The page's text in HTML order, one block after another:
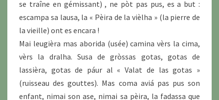
se traîne en gémissant) , ne pòt pas pus, es a but :
escampa sa lausa, la « Pèira de la vièlha » (la pierre de
la vieille) ont es encara !
Mai leugièra mas aborida (usée) camina vèrs la cima,
vèrs la dralha. Susa de gròssas gotas, gotas de
lassièra, gotas de páur al « Valat de las gotas »
(ruisseau des gouttes). Mas coma aviá pas pus son
enfant, nimai son ase, nimai sa pèira, la fadassa que